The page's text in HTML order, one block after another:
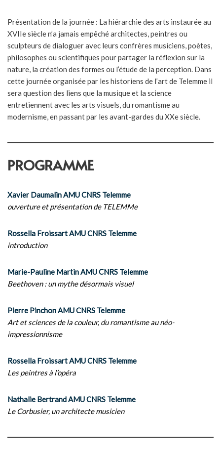
Présentation de la journée : La hiérarchie des arts instaurée au
XVIIe siècle n’a jamais empêché architectes, peintres ou
sculpteurs de dialoguer avec leurs confrères musiciens, poètes,
philosophes ou scientifiques pour partager la réflexion sur la
nature, la création des formes ou l’étude de la perception. Dans
cette journée organisée par les historiens de l’art de Telemme il
sera question des liens que la musique et la science
entretiennent avec les arts visuels, du romantisme au
modernisme, en passant par les avant-gardes du XXe siècle.
PROGRAMME
Xavier Daumalin AMU CNRS Telemme
ouverture et présentation de TELEMMe
Rossella Froissart AMU CNRS Telemme
introduction
Marie-Pauline Martin AMU CNRS Telemme
Beethoven : un mythe désormais visuel
Pierre Pinchon AMU CNRS Telemme
Art et sciences de la couleur, du romantisme au néo-
impressionnisme
Rossella Froissart AMU CNRS Telemme
Les peintres à l’opéra
Nathalie Bertrand AMU CNRS Telemme
Le Corbusier, un architecte musicien